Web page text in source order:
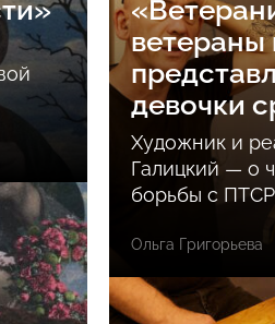
ветераны
девочки
Художник и
Галицкий — о
борьбы с
Ольга Григорьева